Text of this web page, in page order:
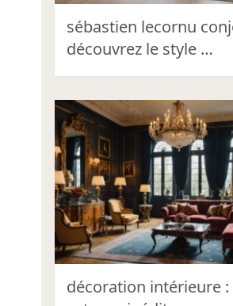
sébastien lecornu
découvrez le style …
décoration intérieure :